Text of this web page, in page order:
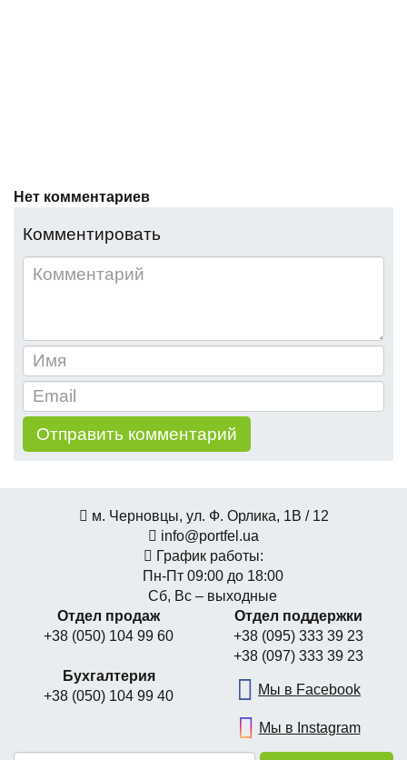
Нет комментариев
Комментировать
м. Черновцы, ул. Ф. Орлика, 1В / 12
info@portfel.ua
График работы:
Пн-Пт 09:00 до 18:00
Сб, Вс – выходные
Отдел продаж
+38 (050) 104 99 60
Отдел поддержки
+38 (095) 333 39 23
+38 (097) 333 39 23
Бухгалтерия
+38 (050) 104 99 40
Мы в Facebook
Мы в Instagram